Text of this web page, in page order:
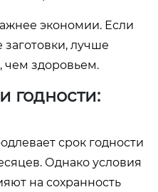
экономии. Если
заготовки, лучше
чем здоровьем.
годности:
срок годности
Однако условия
на сохранность